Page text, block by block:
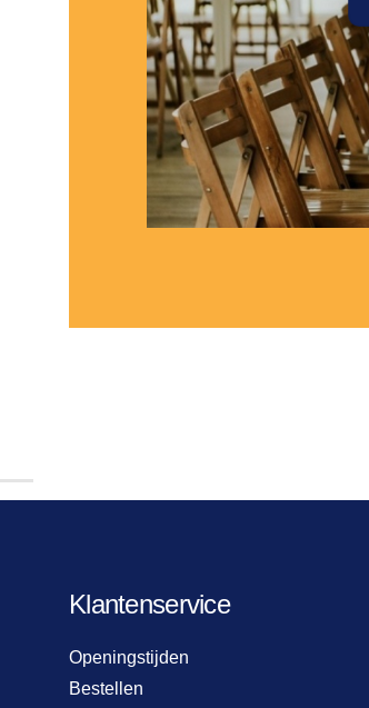
Klantenservice
Openingstijden
Bestellen